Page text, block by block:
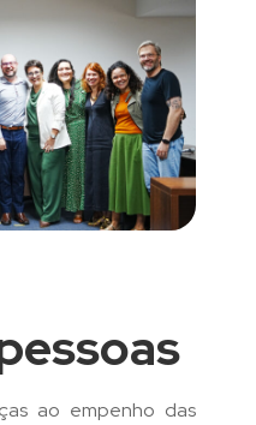
ao empenho das